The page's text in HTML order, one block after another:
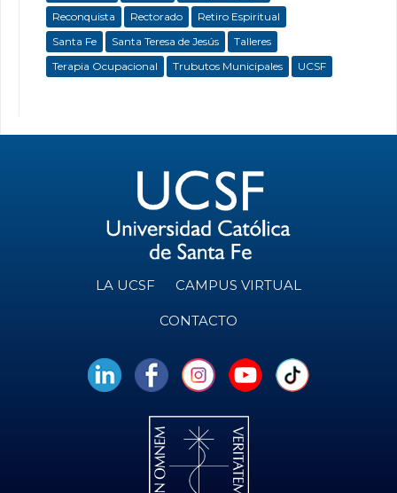
Reconquista
Rectorado
Retiro Espiritual
Santa Fe
Santa Teresa de Jesús
Talleres
Terapia Ocupacional
Trubutos Municipales UCSF
LA UCSF CAMPUS VIRTUAL
CONTACTO